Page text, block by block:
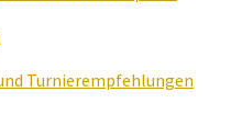
Turnierempfehlungen